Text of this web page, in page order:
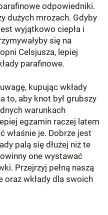
odpowiedniki.
dużych mrozach. Gdyby
wyjątkowo ciepła i
się na
Celsjusza, lepiej
parafinowe.
kupując wkłady
to, aby knot był grubszy
warunkach
egzamin raczej latem
właśnie je. Dobrze jest
palą się dłużej niż te
one wystawać
Przejrzyj pełną naszą
oraz wkłady dla swoich